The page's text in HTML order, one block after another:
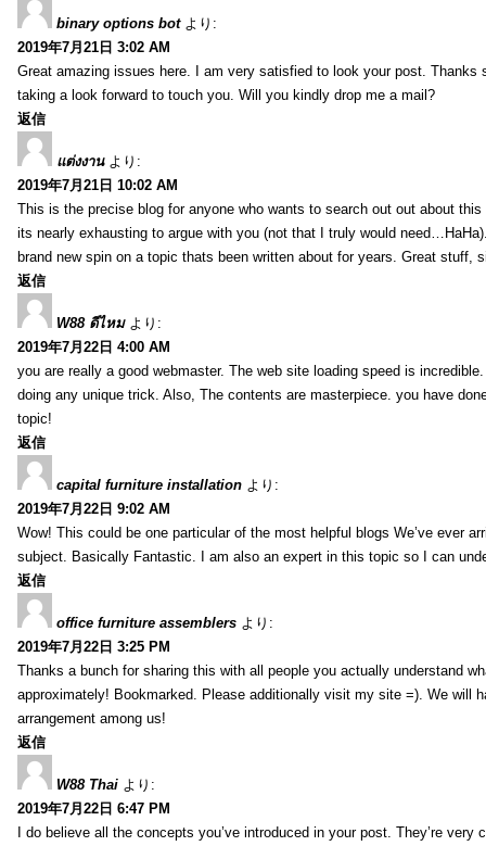
binary options bot より:
2019年7月21日 3:02 AM
Great amazing issues here. I am very satisfied to look your post. Thanks
taking a look forward to touch you. Will you kindly drop me a mail?
返信
แต่งงาน より:
2019年7月21日 10:02 AM
This is the precise blog for anyone who wants to search out out about
its nearly exhausting to argue with you (not that I truly would
brand new spin on a topic thats been written about for years. Great stuff,
返信
W88 ดีไหม より:
2019年7月22日 4:00 AM
you are really a good webmaster. The web site loading speed is
doing any unique trick. Also, The contents are masterpiece. you have
topic!
返信
capital furniture installation より:
2019年7月22日 9:02 AM
Wow! This could be one particular of the most helpful blogs We’ve ever
subject. Basically Fantastic. I am also an expert in this topic so I can
返信
office furniture assemblers より:
2019年7月22日 3:25 PM
Thanks a bunch for sharing this with all people you actually understand
approximately! Bookmarked. Please additionally visit my site =). We will
arrangement among us!
返信
W88 Thai より:
2019年7月22日 6:47 PM
I do believe all the concepts you’ve introduced in your post. They’re very